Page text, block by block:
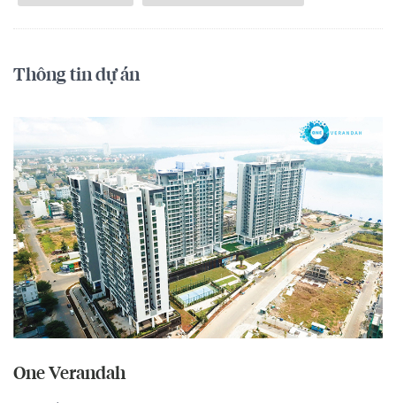
Thông tin dự án
One Verandah